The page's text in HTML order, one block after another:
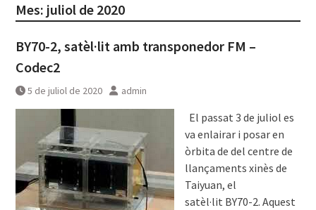
Mes: juliol de 2020
BY70-2, satèl·lit amb transponedor FM –
Codec2
5 de juliol de 2020 admin
͏͏ ͏͏ El passat 3 de juliol es
va enlairar i posar en
òrbita de del centre de
llançaments xinès de
Taiyuan, el
satèl·lit BY70-2. Aquest